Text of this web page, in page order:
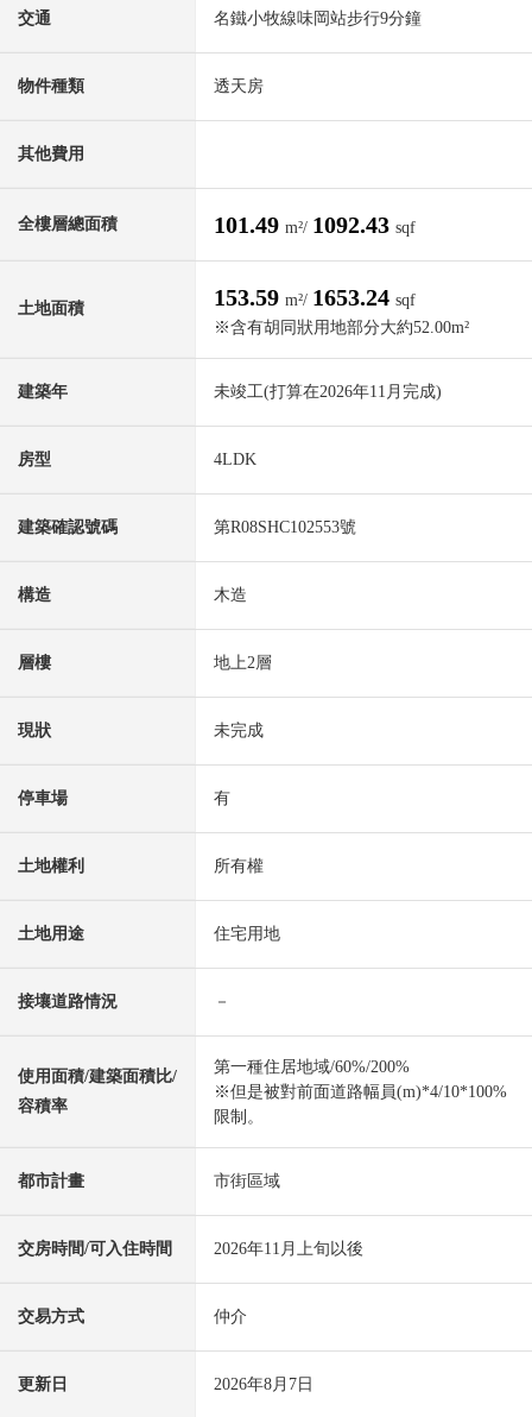
交通 名鐵小牧線味岡站步行9分鐘
物件種類 透天房
其他費用
全樓層總面積 101.49 m²/ 1092.43 sqf
土地面積 153.59 m²/ 1653.24 sqf
※含有胡同狀用地部分大約52.00m²
建築年 未竣工(打算在2026年11月完成)
房型 4LDK
建築確認號碼 第R08SHC102553號
構造 木造
層樓 地上2層
現狀 未完成
停車場 有
土地權利 所有權
土地用途 住宅用地
接壤道路情況 －
使用面積/建築面積比/
容積率
第一種住居地域/60%/200%
※但是被對前面道路幅員(m)*4/10*100%
限制。
都市計畫 市街區域
交房時間/可入住時間 2026年11月上旬以後
交易方式 仲介
更新日 2026年8月7日